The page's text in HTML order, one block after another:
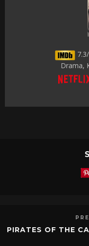
Drama,
PIRATES OF THE